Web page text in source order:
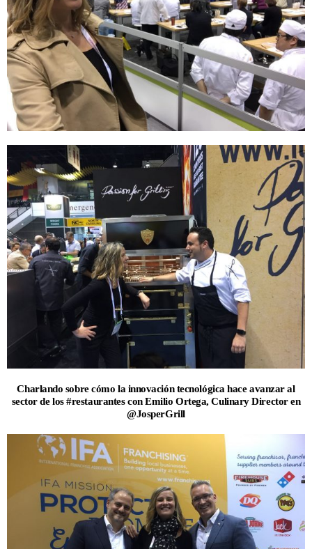
Charlando sobre cómo la innovación tecnológica hace avanzar al
sector de los #restaurantes con Emilio Ortega, Culinary Director en
@JosperGrill